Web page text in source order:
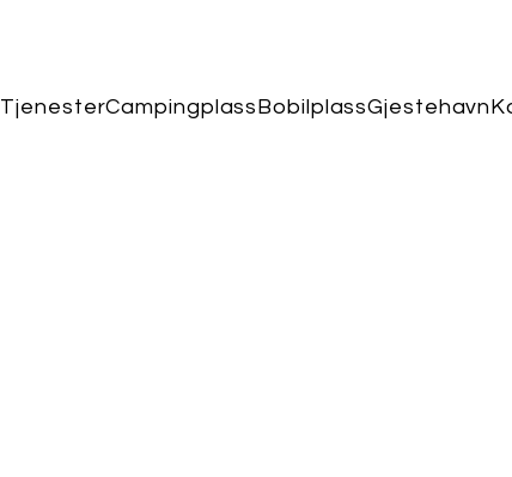
TjenesterCampingplassBobilplassGjestehavn